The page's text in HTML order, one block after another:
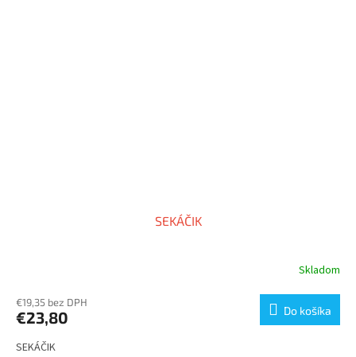
SEKÁČIK
Skladom
€19,35 bez DPH
€23,80 Do košíka
SEKÁČIK